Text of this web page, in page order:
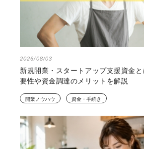
2026/08/03
新規開業・スタートアップ支援資金
要性や資金調達のメリットを解説
開業ノウハウ 資金・手続き